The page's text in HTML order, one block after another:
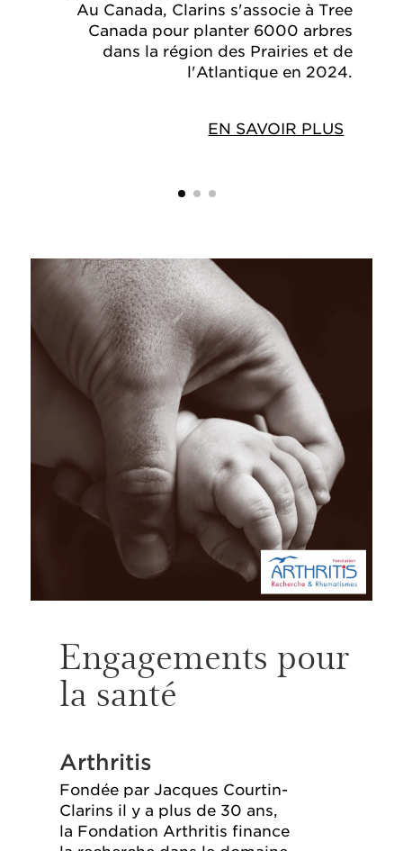
Au Canada, Clarins s'associe à Tree
Canada pour planter 6000 arbres
dans la région des Prairies et de
l'Atlantique en 2024.
EN SAVOIR PLUS
Engagements pour
la santé
Arthritis
Fondée par Jacques Courtin-
Clarins il y a plus de 30 ans,
la Fondation Arthritis finance